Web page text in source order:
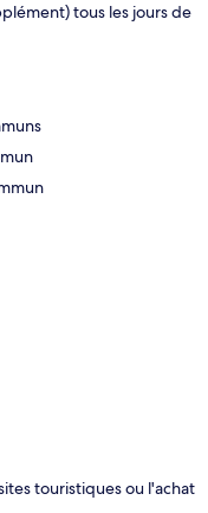
tous les jours de
touristiques ou l'achat